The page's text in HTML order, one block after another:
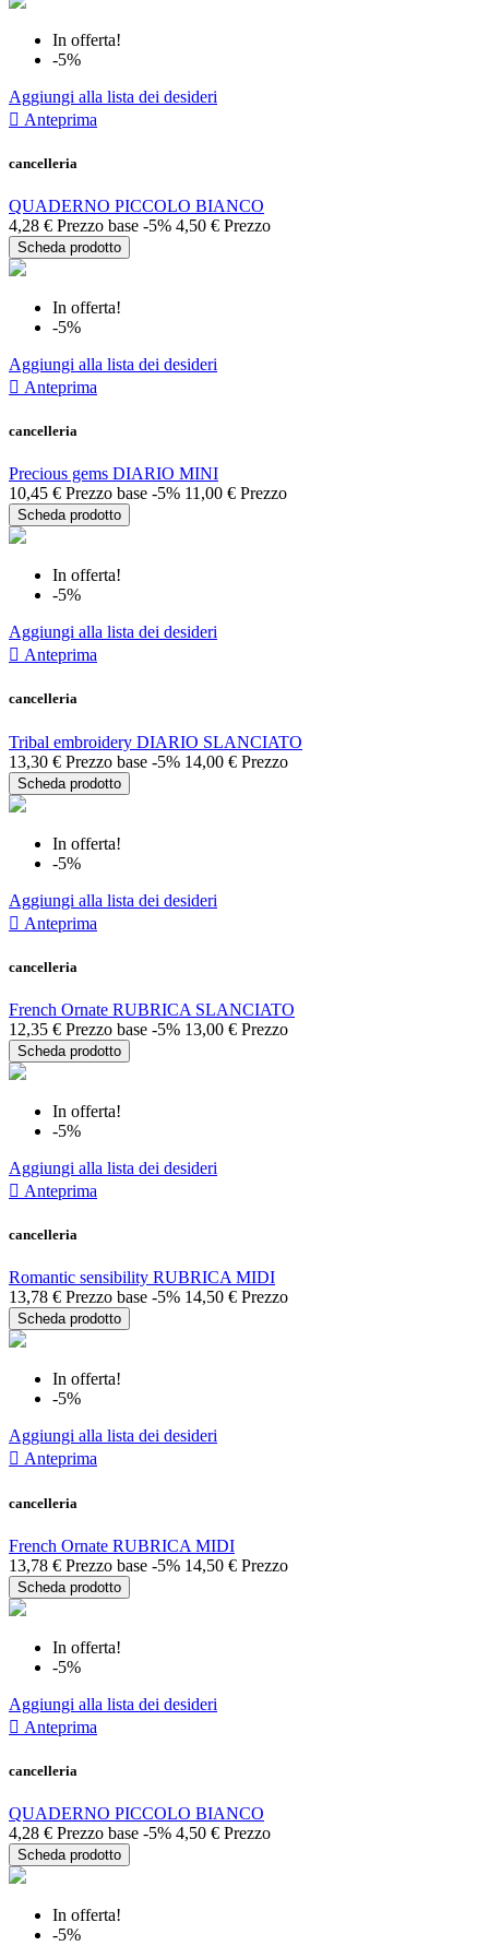
In offerta!
-5%
Aggiungi alla lista dei desideri
 Anteprima
cancelleria
QUADERNO PICCOLO BIANCO
4,28 € Prezzo base -5% 4,50 € Prezzo
Scheda prodotto
In offerta!
-5%
Aggiungi alla lista dei desideri
 Anteprima
cancelleria
Precious gems DIARIO MINI
10,45 € Prezzo base -5% 11,00 € Prezzo
Scheda prodotto
In offerta!
-5%
Aggiungi alla lista dei desideri
 Anteprima
cancelleria
Tribal embroidery DIARIO SLANCIATO
13,30 € Prezzo base -5% 14,00 € Prezzo
Scheda prodotto
In offerta!
-5%
Aggiungi alla lista dei desideri
 Anteprima
cancelleria
French Ornate RUBRICA SLANCIATO
12,35 € Prezzo base -5% 13,00 € Prezzo
Scheda prodotto
In offerta!
-5%
Aggiungi alla lista dei desideri
 Anteprima
cancelleria
Romantic sensibility RUBRICA MIDI
13,78 € Prezzo base -5% 14,50 € Prezzo
Scheda prodotto
In offerta!
-5%
Aggiungi alla lista dei desideri
 Anteprima
cancelleria
French Ornate RUBRICA MIDI
13,78 € Prezzo base -5% 14,50 € Prezzo
Scheda prodotto
In offerta!
-5%
Aggiungi alla lista dei desideri
 Anteprima
cancelleria
QUADERNO PICCOLO BIANCO
4,28 € Prezzo base -5% 4,50 € Prezzo
Scheda prodotto
In offerta!
-5%